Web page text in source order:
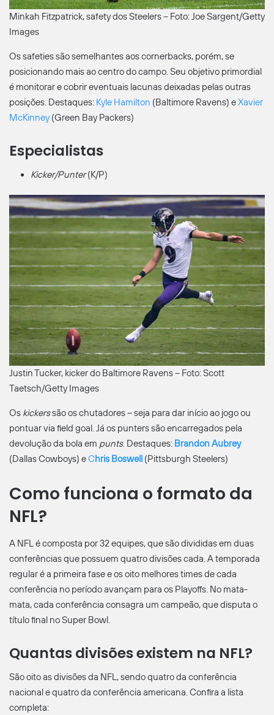
Minkah Fitzpatrick, safety dos Steelers – Foto: Joe Sargent/Getty
Images
Os safeties são semelhantes aos cornerbacks, porém, se
posicionando mais ao centro do campo. Seu objetivo primordial
é monitorar e cobrir eventuais lacunas deixadas pelas outras
posições. Destaques: Kyle Hamilton (Baltimore Ravens) eXavier
McKinney(Green Bay Packers)
Especialistas
Kicker/Punter(K/P)
Justin Tucker, kicker do Baltimore Ravens – Foto: Scott
Taetsch/Getty Images
Os kickerssão os chutadores – seja para dar início ao jogo ou
pontuar via field goal. Já os punters são encarregados pela
devolução da bola em punts. Destaques: Brandon Aubrey
(Dallas Cowboys) eChris Boswell (Pittsburgh Steelers)
Como funciona o formato da
NFL?
A NFL é composta por 32 equipes, que são divididas em duas
conferências que possuem quatro divisões cada. A temporada
regular é a primeira fase e os oito melhores times de cada
conferência no período avançam para os Playoffs. No mata-
mata, cada conferência consagra um campeão, que disputa o
título final no Super Bowl.
Quantas divisões existem na NFL?
São oito as divisões da NFL, sendo quatro da conferência
nacional e quatro da conferência americana. Confira a lista
completa: